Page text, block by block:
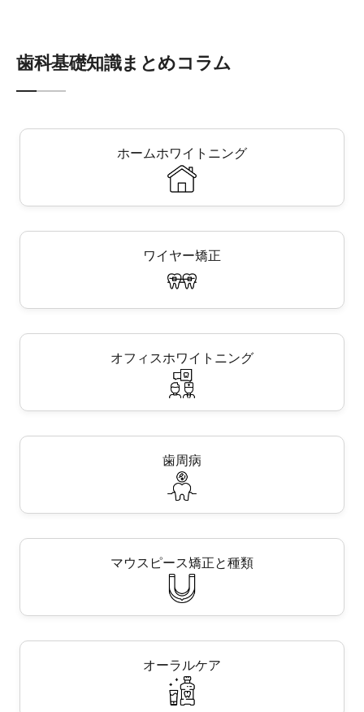
歯科基礎知識まとめコラム
ホームホワイトニング
ワイヤー矯正
オフィスホワイトニング
歯周病
マウスピース矯正と種類
オーラルケア